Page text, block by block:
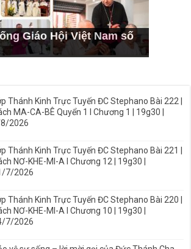
Giáo Hội Việt Nam số
Thánh Kinh Trực Tuyến ĐC Stephano Bài 222 |
MA-CA-BÊ Quyển 1 I Chương 1 | 19g30 |
2026
Thánh Kinh Trực Tuyến ĐC Stephano Bài 221 |
NƠ-KHE-MI-A I Chương 12 | 19g30 |
7/2026
Thánh Kinh Trực Tuyến ĐC Stephano Bài 220 |
NƠ-KHE-MI-A I Chương 10 | 19g30 |
7/2026